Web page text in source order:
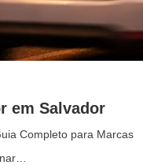
em Salvador
Completo para Marcas